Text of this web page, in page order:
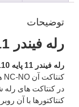
توضیحات
رله فیندر 11 پایه
رله فیندر
کنتاکت آن NC-NO هستند یعنی هر کنتاکت دارای تیغه مشترک ، باز و بسته است که با اتصال سیم ها به زیر پیج های این سوکت از رله استفاده میکنیم .
کنتاکتورها با آن